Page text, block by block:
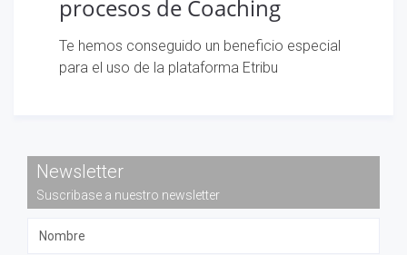
procesos de Coaching
Te hemos conseguido un beneficio especial
para el uso de la plataforma Etribu
Newsletter
Suscribase a nuestro newsletter